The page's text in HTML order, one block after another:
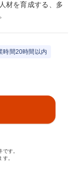
材を育成する、多
時間20時間以内
す。
。